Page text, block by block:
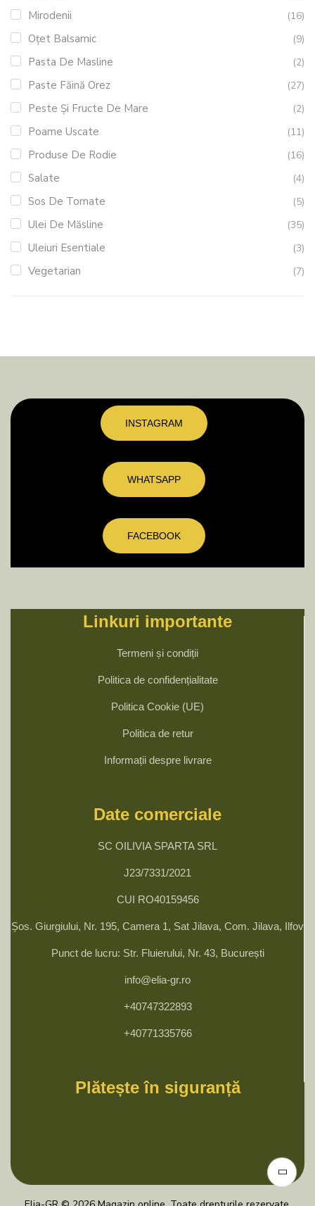
Mirodenii (16)
Oțet Balsamic (9)
Pasta De Masline (2)
Paste Făină Orez (27)
Peste Și Fructe De Mare (2)
Poame Uscate (11)
Produse De Rodie (16)
Salate (4)
Sos De Tomate (5)
Ulei De Măsline (35)
Uleiuri Esentiale (3)
Vegetarian (7)
INSTAGRAM
WHATSAPP
FACEBOOK
Linkuri importante
Termeni și condiții
Politica de confidențialitate
Politica Cookie (UE)
Politica de retur
Informații despre livrare
Date comerciale
SC OILIVIA SPARTA SRL
J23/7331/2021
CUI RO40159456
Șos. Giurgiului, Nr. 195, Camera 1, Sat Jilava, Com. Jilava, Ilfov
Punct de lucru: Str. Fluierului, Nr. 43, București
info@elia-gr.ro
+40747322893
+40771335766
Plătește în siguranță